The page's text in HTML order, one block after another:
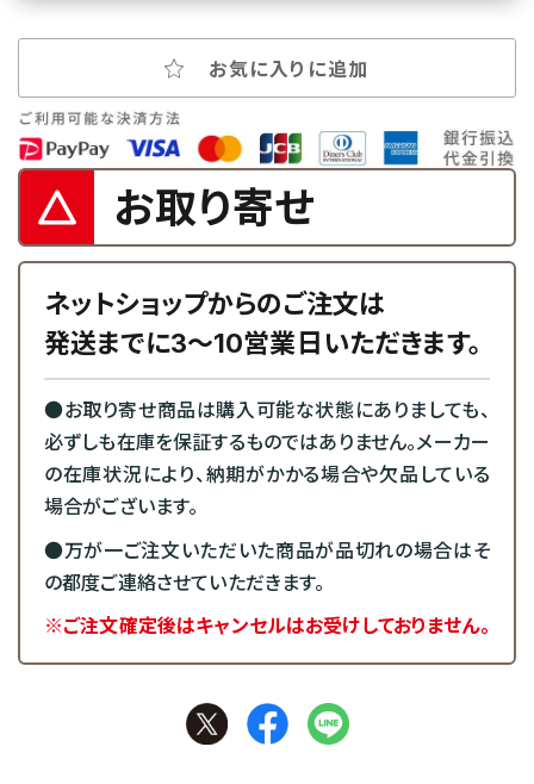
お気に入りに追加
お取り寄せ
ネットショップからのご注文は
発送までに3～10営業日いただきます。
●お取り寄せ商品は購入可能な状態にありましても、
必ずしも在庫を保証するものではありません。メーカー
の在庫状況により、納期がかかる場合や欠品している
場合がございます。
●万が一ご注文いただいた商品が品切れの場合はそ
の都度ご連絡させていただきます。
※ご注文確定後はキャンセルはお受けしておりません。